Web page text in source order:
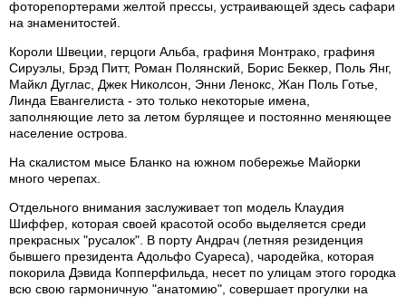
фоторепортерами желтой прессы, устраивающей здесь сафари
на знаменитостей.
Короли Швеции, герцоги Альба, графиня Монтрако, графиня
Сируэлы, Брэд Питт, Роман Полянский, Борис Беккер, Поль Янг,
Майкл Дуглас, Джек Николсон, Энни Ленокс, Жан Поль Готье,
Линда Евангелиста - это только некоторые имена,
заполняющие лето за летом бурлящее и постоянно меняющее
население острова.
На скалистом мысе Бланко на южном побережье Майорки
много черепах.
Отдельного внимания заслуживает топ модель Клаудия
Шиффер, которая своей красотой особо выделяется среди
прекрасных "русалок". В порту Андрач (летняя резиденция
бывшего президента Адольфо Суареса), чародейка, которая
покорила Дэвида Копперфильда, несет по улицам этого городка
всю свою гармоничную "анатомию", совершает прогулки на